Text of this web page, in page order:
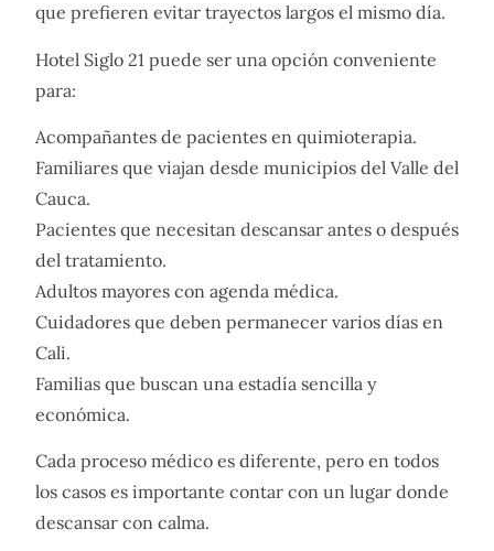
que prefieren evitar trayectos largos el mismo día.
Hotel Siglo 21 puede ser una opción conveniente
para:
Acompañantes de pacientes en quimioterapia.
Familiares que viajan desde municipios del Valle del
Cauca.
Pacientes que necesitan descansar antes o después
del tratamiento.
Adultos mayores con agenda médica.
Cuidadores que deben permanecer varios días en
Cali.
Familias que buscan una estadía sencilla y
económica.
Cada proceso médico es diferente, pero en todos
los casos es importante contar con un lugar donde
descansar con calma.